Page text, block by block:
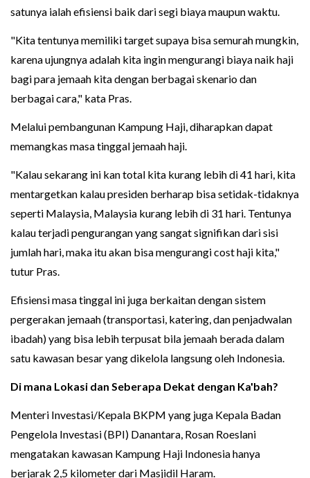
satunya ialah efisiensi baik dari segi biaya maupun waktu.
"Kita tentunya memiliki target supaya bisa semurah mungkin,
karena ujungnya adalah kita ingin mengurangi biaya naik haji
bagi para jemaah kita dengan berbagai skenario dan
berbagai cara," kata Pras.
Melalui pembangunan Kampung Haji, diharapkan dapat
memangkas masa tinggal jemaah haji.
"Kalau sekarang ini kan total kita kurang lebih di 41 hari, kita
mentargetkan kalau presiden berharap bisa setidak-tidaknya
seperti Malaysia, Malaysia kurang lebih di 31 hari. Tentunya
kalau terjadi pengurangan yang sangat signifikan dari sisi
jumlah hari, maka itu akan bisa mengurangi cost haji kita,"
tutur Pras.
Efisiensi masa tinggal ini juga berkaitan dengan sistem
pergerakan jemaah (transportasi, katering, dan penjadwalan
ibadah) yang bisa lebih terpusat bila jemaah berada dalam
satu kawasan besar yang dikelola langsung oleh Indonesia.
Di mana Lokasi dan Seberapa Dekat dengan Ka'bah?
Menteri Investasi/Kepala BKPM yang juga Kepala Badan
Pengelola Investasi (BPI) Danantara, Rosan Roeslani
mengatakan kawasan Kampung Haji Indonesia hanya
berjarak 2,5 kilometer dari Masjidil Haram.